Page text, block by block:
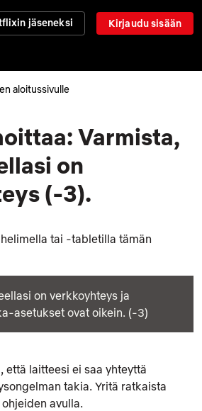
jäseneksi Kirjaudu sisään
aloitussivulle
Varmista,
on
(-3).
tai -tabletilla tämän
on verkkoyhteys ja
asetukset ovat oikein. (-3)
että laitteesi ei saa yhteyttä
takia. Yritä ratkaista
avulla.